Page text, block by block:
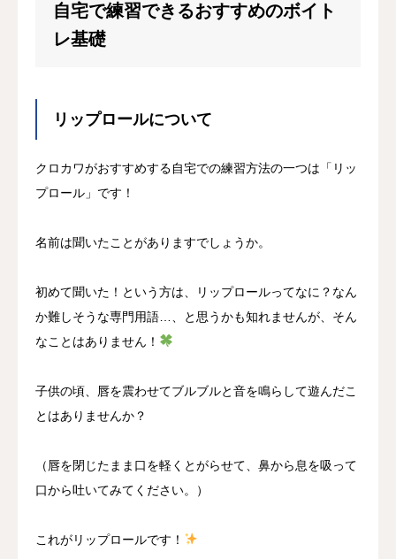
自宅で練習できるおすすめのボイト
レ基礎
リップロールについて
クロカワがおすすめする自宅での練習方法の一つは「リッ
プロール」です！
名前は聞いたことがありますでしょうか。
初めて聞いた！という方は、リップロールってなに？なん
か難しそうな専門用語…、と思うかも知れませんが、そん
なことはありません！
子供の頃、唇を震わせてブルブルと音を鳴らして遊んだこ
とはありませんか？
（唇を閉じたまま口を軽くとがらせて、鼻から息を吸って
口から吐いてみてください。）
これがリップロールです！